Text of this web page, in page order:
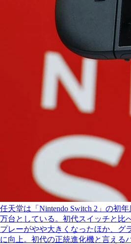
任天堂は「Nintendo Switch 2」の初
万台としている。初代スイッチと比
プレーがやや大きくなったほか、グ
に向上。初代の正統進化機と言える